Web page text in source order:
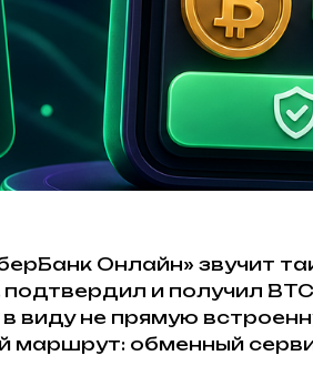
Онлайн» звучит
и получил
виду не прямую
маршрут: обменный